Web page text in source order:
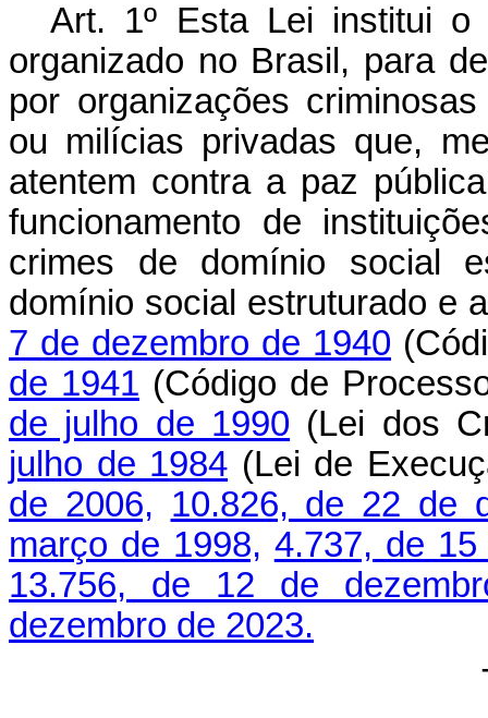
Art. 1º Esta Lei institui
organizado no Brasil, para
por organizações
ou milícias privadas que,
atentem contra a paz
funcionamento de
crimes de domínio social
domínio social estruturado e
7 de dezembro de 1940
de 1941 (Código de
de julho de 1990 (Lei dos
julho de 1984 (Lei de
de 2006, 10.826, de 22 de
março de 1998, 4.737, de
13.756, de 12 de
dezembro de 2023.